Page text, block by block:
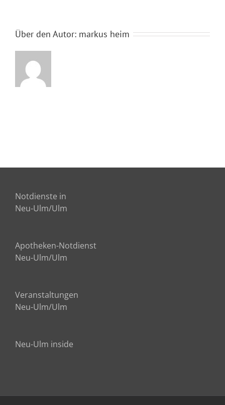
Über den Autor: markus heim
Notdienste in
Neu-Ulm/Ulm
Apotheken-Notdienst
Neu-Ulm/Ulm
Veranstaltungen
Neu-Ulm/Ulm
Neu-Ulm inside